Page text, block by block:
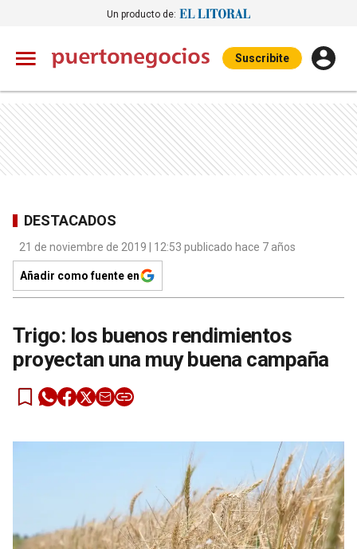
Un producto de:
Suscribite
DESTACADOS
21 de noviembre de 2019 | 12:53 publicado hace 7 años
Añadir como fuente en
Trigo: los buenos rendimientos
proyectan una muy buena campaña